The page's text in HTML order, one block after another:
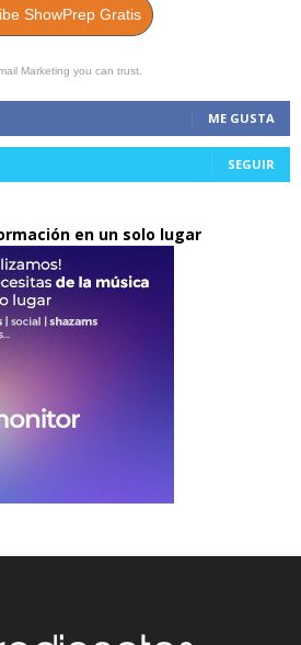
ShowPrep Gratis
Marketing you can trust.
ME GUSTA
SEGUIR
en un solo lugar